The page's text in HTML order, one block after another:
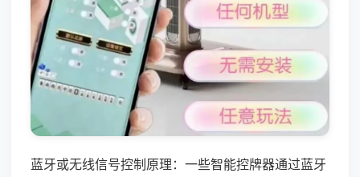
蓝牙或无线信号控制原理：一些智能控牌器通过蓝牙